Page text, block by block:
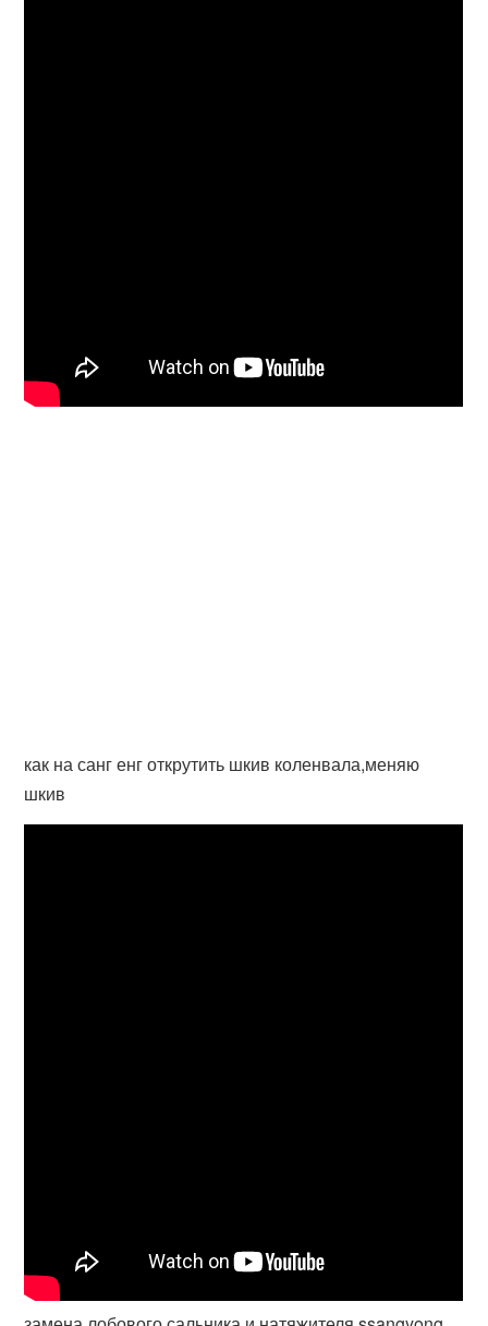
как на санг енг открутить шкив коленвала,меняю
шкив